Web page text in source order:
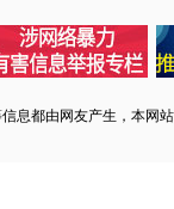
息都由网友产生，本网